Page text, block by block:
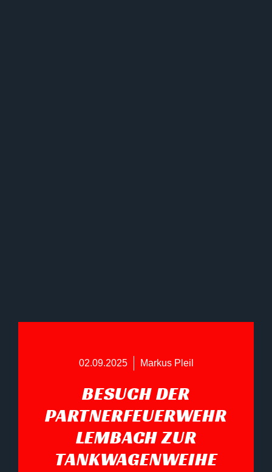
02.09.2025 Markus Pleil
BESUCH DER
PARTNERFEUERWEHR
LEMBACH ZUR
TANKWAGENWEIHE